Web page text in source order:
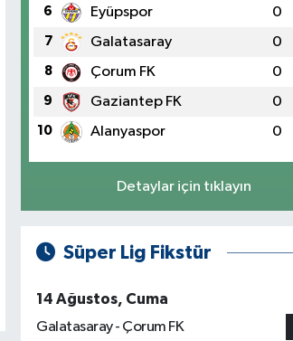
6 Eyüpspor 0
7 Galatasaray 0
8 Çorum FK 0
9 Gaziantep FK 0
10 Alanyaspor 0
Detaylar için tıklayın
Süper Lig Fikstür
14 Ağustos, Cuma
Galatasaray - Çorum FK